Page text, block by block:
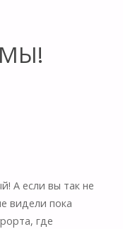
А если вы так не
видели пока
где